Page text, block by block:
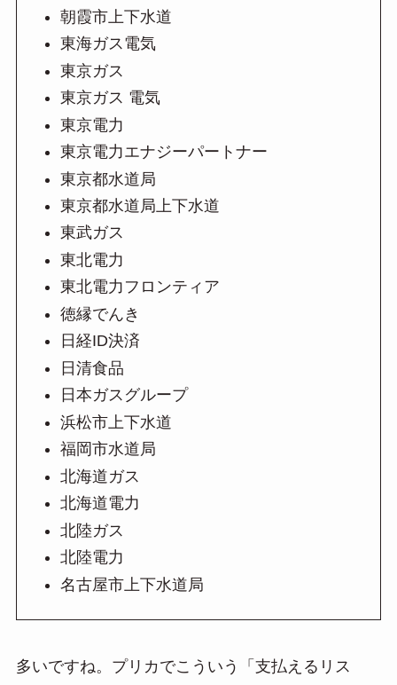
朝霞市上下水道
東海ガス電気
東京ガス
東京ガス 電気
東京電力
東京電力エナジーパートナー
東京都水道局
東京都水道局上下水道
東武ガス
東北電力
東北電力フロンティア
徳縁でんき
日経ID決済
日清食品
日本ガスグループ
浜松市上下水道
福岡市水道局
北海道ガス
北海道電力
北陸ガス
北陸電力
名古屋市上下水道局
多いですね。プリカでこういう「支払えるリス